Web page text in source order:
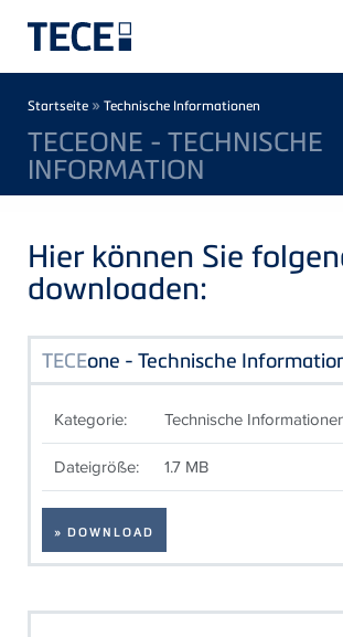
Breadcrumb
Startseite » Technische Informationen
TECEONE - TECHNISCHE
INFORMATION
Hier können Sie
downloaden:
TECEone - Technische
Kategorie: Technische
Dateigröße: 1.7 MB
» DOWNLOAD